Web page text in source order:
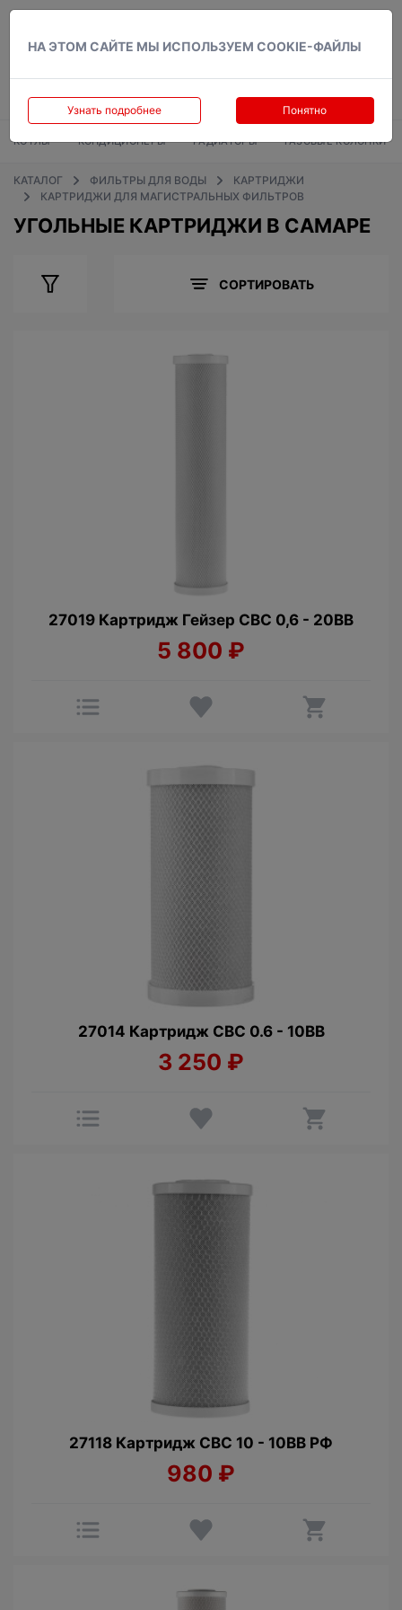
НА ЭТОМ САЙТЕ МЫ ИСПОЛЬЗУЕМ COOKIE-ФАЙЛЫ
Узнать подробнее Понятно
КОТЛЫ КОНДИЦИОНЕРЫ РАДИАТОРЫ ГАЗОВЫЕ КОЛОНКИ
КАТАЛОГ ФИЛЬТРЫ ДЛЯ ВОДЫ
КАРТРИДЖИ
КАРТРИДЖИ ДЛЯ МАГИСТРАЛЬНЫХ ФИЛЬТРОВ
УГОЛЬНЫЕ КАРТРИДЖИ В САМАРЕ
СОРТИРОВАТЬ
27019 Картридж Гейзер CBC 0,6 - 20BB
5 800 ₽
27014 Картридж CBC 0.6 - 10BB
3 250 ₽
27118 Картридж CBC 10 - 10BB РФ
980 ₽